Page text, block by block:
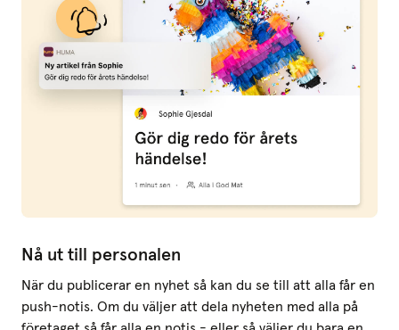
Nå ut till personalen
När du publicerar en nyhet så kan du se till att alla får en
push-notis. Om du väljer att dela nyheten med alla på